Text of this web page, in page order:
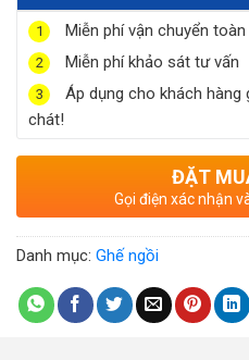
1 Miễn phí vận chuyển
2 Miễn phí khảo sát tư vấn
3
Áp dụng cho khách
chát!
ĐẶT
Gọi điện xác nhận
Danh mục: Ghế ngồi